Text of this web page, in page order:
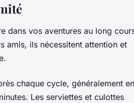
dans vos aventures au long
amis, ils nécessitent attention et
chaque cycle, généralement
Les serviettes et culottes